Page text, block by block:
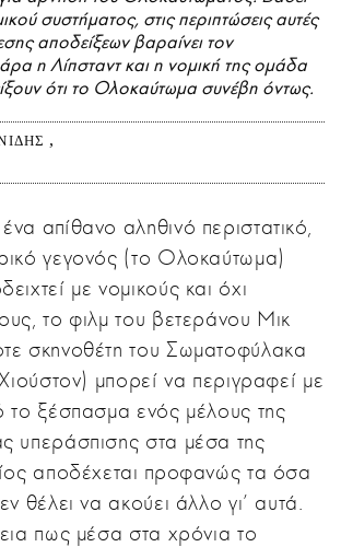
συστήματος, στις περιπτώσεις αυτές
αποδείξεων βαραίνει τον
η Λίπσταντ και η νομική της ομάδα
ότι το Ολοκαύτωμα συνέβη όντως.
απίθανο αληθινό περιστατικό,
γεγονός (το Ολοκαύτωμα)
με νομικούς και όχι
το φιλμ του βετεράνου Μικ
σκηνοθέτη του Σωματοφύλακα
Χιούστον) μπορεί να περιγραφεί με
το ξέσπασμα ενός μέλους της
υπεράσπισης στα μέσα της
αποδέχεται προφανώς τα όσα
θέλει να ακούει άλλο γι' αυτά.
πως μέσα στα χρόνια το